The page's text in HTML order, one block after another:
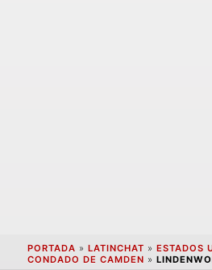
PORTADA » LATINCHAT » ESTADOS
CONDADO DE CAMDEN »